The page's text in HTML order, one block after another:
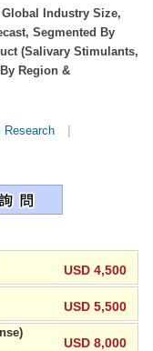
Industry Size,
Segmented By
(Salivary Stimulants,
Region &
Research |
USD 4,500
USD 5,500
USD 8,000